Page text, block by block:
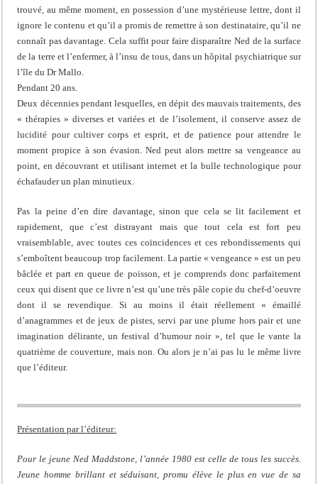
trouvé, au même moment, en possession d’une mystérieuse lettre, dont il
ignore le contenu et qu’il a promis de remettre à son destinataire, qu’il ne
connaît pas davantage. Cela suffit pour faire disparaître Ned de la surface
de la terre et l’enfermer, à l’insu de tous, dans un hôpital psychiatrique sur
l’île du Dr Mallo.
Pendant 20 ans.
Deux décennies pendant lesquelles, en dépit des mauvais traitements, des
« thérapies » diverses et variées et de l’isolement, il conserve assez de
lucidité pour cultiver corps et esprit, et de patience pour attendre le
moment propice à son évasion. Ned peut alors mettre sa vengeance au
point, en découvrant et utilisant internet et la bulle technologique pour
échafauder un plan minutieux.
Pas la peine d’en dire davantage, sinon que cela se lit facilement et
rapidement, que c’est distrayant mais que tout cela est fort peu
vraisemblable, avec toutes ces coïncidences et ces rebondissements qui
s’emboîtent beaucoup trop facilement. La partie « vengeance » est un peu
bâclée et part en queue de poisson, et je comprends donc parfaitement
ceux qui disent que ce livre n’est qu’une très pâle copie du chef-d’oeuvre
dont il se revendique. Si au moins il était réellement « émaillé
d’anagrammes et de jeux de pistes, servi par une plume hors pair et une
imagination délirante, un festival d’humour noir », tel que le vante la
quatrième de couverture, mais non. Ou alors je n’ai pas lu le même livre
que l’éditeur.
Présentation par l’éditeur:
Pour le jeune Ned Maddstone, l’année 1980 est celle de tous les succès.
Jeune homme brillant et séduisant, promu élève le plus en vue de sa